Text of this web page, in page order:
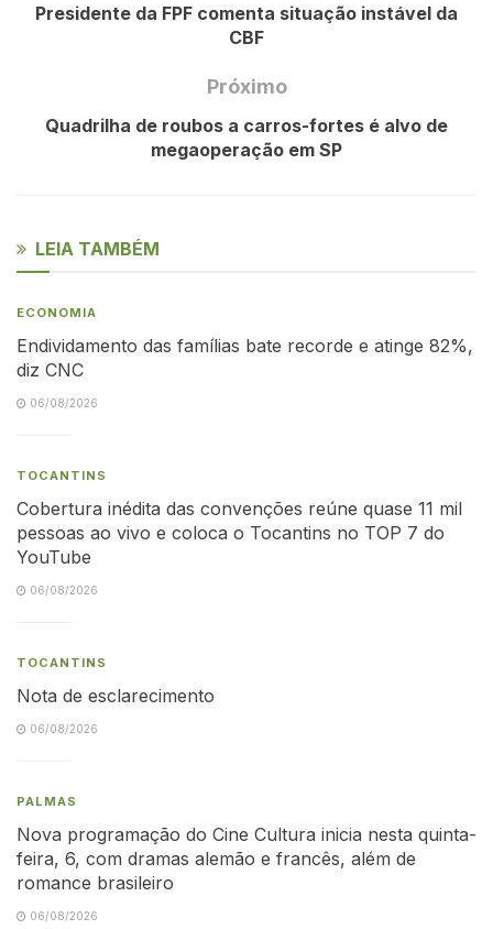
Presidente da FPF comenta situação instável da
CBF
Próximo
Quadrilha de roubos a carros-fortes é alvo de
megaoperação em SP
LEIA TAMBÉM
ECONOMIA
Endividamento das famílias bate recorde e atinge 82%,
diz CNC
06/08/2026
TOCANTINS
Cobertura inédita das convenções reúne quase 11 mil
pessoas ao vivo e coloca o Tocantins no TOP 7 do
YouTube
06/08/2026
TOCANTINS
Nota de esclarecimento
06/08/2026
PALMAS
Nova programação do Cine Cultura inicia nesta quinta-
feira, 6, com dramas alemão e francês, além de
romance brasileiro
06/08/2026